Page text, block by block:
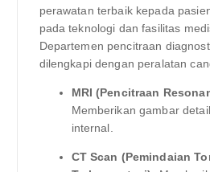
perawatan terbaik kepada
pada teknologi dan fasilitas
Departemen pencitraan
dilengkapi dengan peralatan
MRI (Pencitraan
Memberikan gambar
internal.
CT Scan (Pemindaian